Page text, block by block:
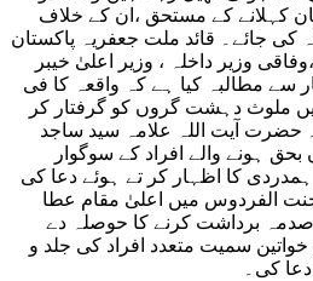
کہلانے کے مستحق ،ان کے خلاف
جائے۔ قائد ملت جعفریہ پاکستان
وزیر داخلہ ، وزیر اعلیٰ خیبر
سے مطالبہ کیا ہے کہ واقعہ کا فی
ملوث دہشت گروں کو گرفتار کر
حضرت آیت اللہ علامہ سید ساجد
ہونے والے افراد کے سوگوار
کا اظہار کر تے ہوئے دعا کی
الفردوس میں اعلیٰ مقام عطا
صدمہ برداشت کرنے کا حوصلہ دے
خواتین سمیت متعدد افراد کی جلد و
کی۔